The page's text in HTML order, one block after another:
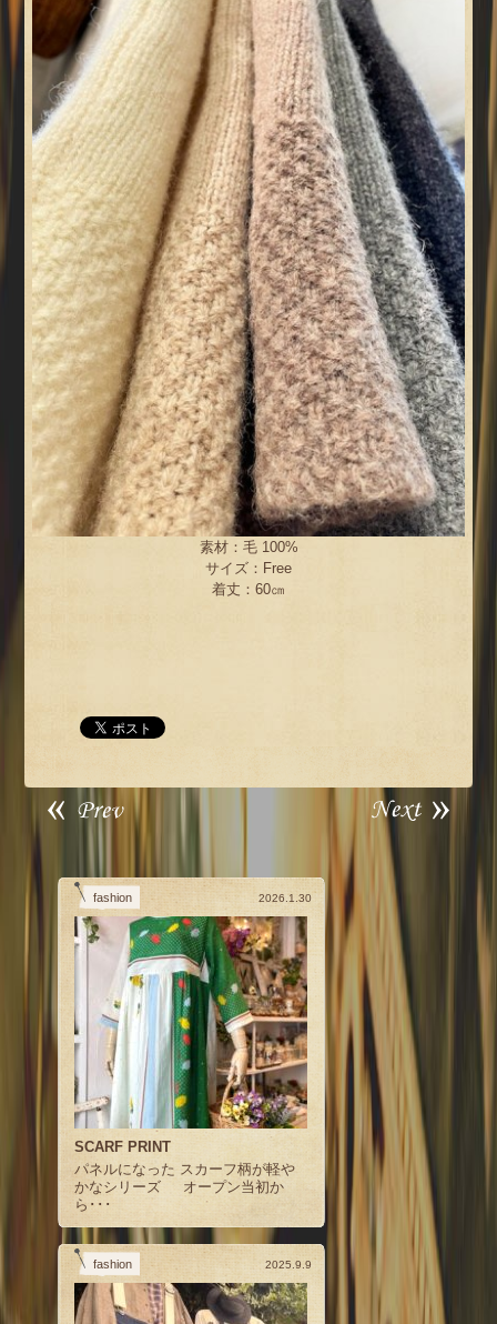
素材：毛 100%
サイズ：Free
着丈：60㎝
fashion 2026.1.30
SCARF PRINT
パネルになった スカーフ柄が軽や
かなシリーズ オープン当初か
ら･･･
fashion 2025.9.9